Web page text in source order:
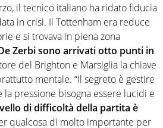
il tecnico italiano ha ridato fiducia
in crisi. Il Tottenham era reduce
e si trovava in piena zona
Zerbi sono arrivati otto punti in
del Brighton e Marsiglia la chiave
mentale. “Il segreto è gestire
la pressione bisogna essere lucidi e
di difficoltà della partita è
qualcosa di molto importante per